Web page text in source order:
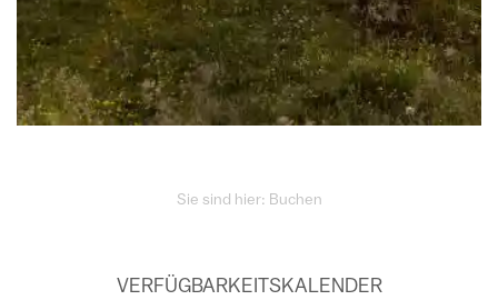
Sie sind hier: Buchen
VERFÜGBARKEITSKALENDER